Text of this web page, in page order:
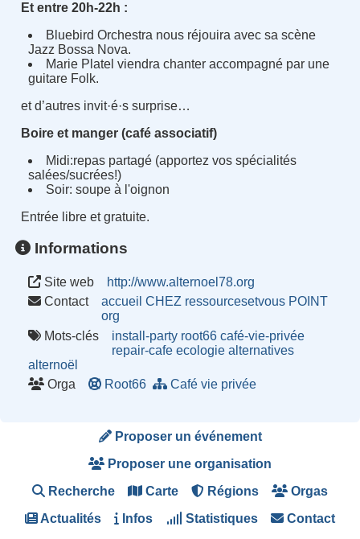
Et entre 20h-22h :
Bluebird Orchestra nous réjouira avec sa scène
Jazz Bossa Nova.
Marie Platel viendra chanter accompagné par une
guitare Folk.
et d’autres invit·é·s surprise…
Boire et manger (café associatif)
Midi:repas partagé (apportez vos spécialités
salées/sucrées!)
Soir: soupe à l'oignon
Entrée libre et gratuite.
Informations
Site web
http://www.alternoel78.org
Contact
accueil CHEZ ressourcesetvous POINT
org
Mots-clés
install-party root66 café-vie-privée
repair-cafe ecologie alternatives
alternoël
Orga
Root66 Café vie privée
Proposer un événement
Proposer une organisation
Recherche Carte Régions Orgas
Actualités Infos Statistiques Contact